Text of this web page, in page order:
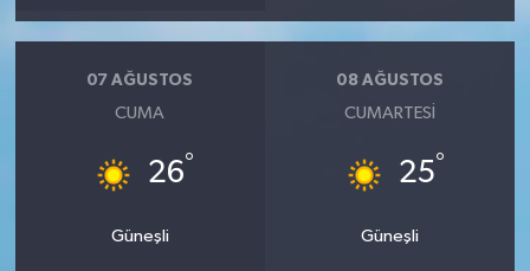
07 AĞUSTOS
CUMA
26°
Güneşli
08 AĞUSTOS
CUMARTESI
25°
Güneşli